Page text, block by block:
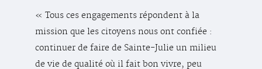
« Tous ces engagements répondent à la
mission que les citoyens nous ont confiée :
continuer de faire de Sainte-Julie un milieu
de vie de qualité où il fait bon vivre, peu